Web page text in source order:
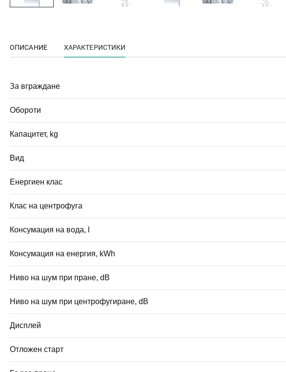
ОПИСАНИЕ ХАРАКТЕРИСТИКИ
За вграждане
Обороти
Капацитет, kg
Вид
Енергиен клас
Клас на центрофуга
Консумация на вода, l
Консумация на енергия, kWh
Ниво на шум при пране, dB
Ниво на шум при центрофугиране, dB
Дисплей
Отложен старт